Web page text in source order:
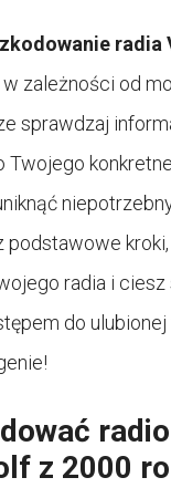
radia
zależności od
sprawdzaj
Twojego
podstawowe
radia i ciesz
do ulubionej
z 2000